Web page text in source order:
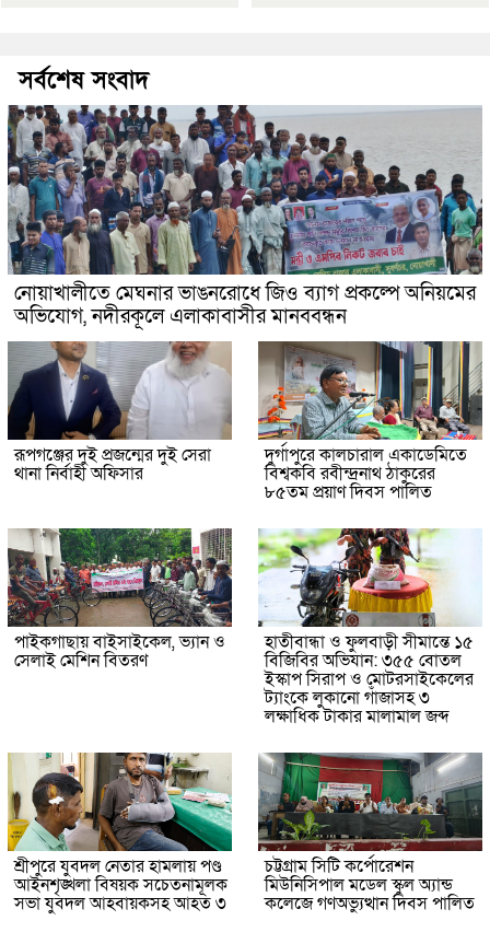
সর্বশেষ সংবাদ
নোয়াখালীতে মেঘনার ভাঙনরোধে জিও ব্যাগ প্রকল্পে অনিয়মের
অভিযোগ, নদীরকূলে এলাকাবাসীর মানববন্ধন
রূপগঞ্জের দুই প্রজন্মের দুই সেরা
থানা নির্বাহী অফিসার
দুর্গাপুরে কালচারাল একাডেমিতে
বিশ্বকবি রবীন্দ্রনাথ ঠাকুরের
৮৫তম প্রয়াণ দিবস পালিত
পাইকগাছায় বাইসাইকেল, ভ্যান ও
সেলাই মেশিন বিতরণ
হাতীবান্ধা ও ফুলবাড়ী সীমান্তে ১৫
বিজিবির অভিযান: ৩৫৫ বোতল
ইস্কাপ সিরাপ ও মোটরসাইকেলের
ট্যাংকে লুকানো গাঁজাসহ ৩
লক্ষাধিক টাকার মালামাল জব্দ
শ্রীপুরে যুবদল নেতার হামলায় পণ্ড
আইনশৃঙ্খলা বিষয়ক সচেতনামূলক
সভা যুবদল আহবায়কসহ আহত ৩
চট্টগ্রাম সিটি কর্পোরেশন
মিউনিসিপাল মডেল স্কুল অ্যান্ড
কলেজে গণঅভ্যুত্থান দিবস পালিত